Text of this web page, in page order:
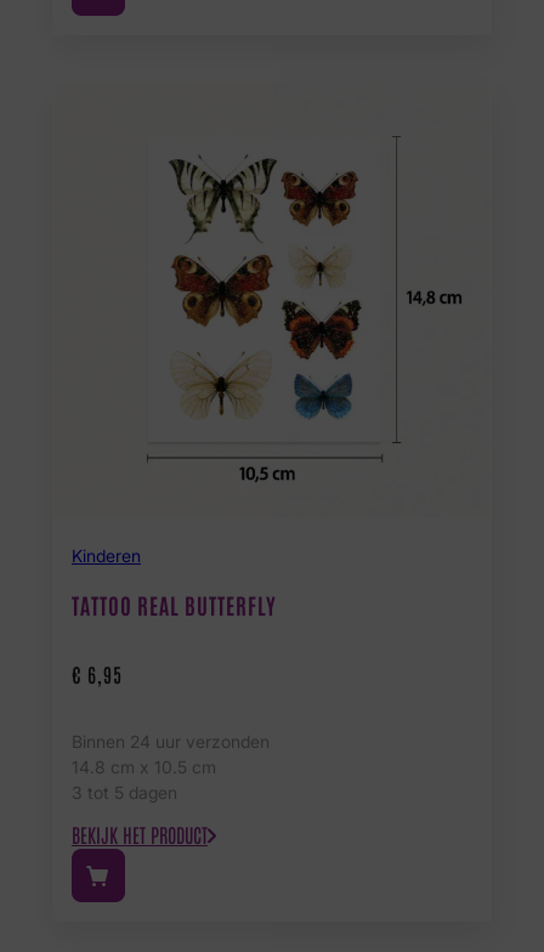
Kinderen
TATTOO REAL BUTTERFLY
€ 6,95
Binnen 24 uur verzonden
14.8 cm x 10.5 cm
3 tot 5 dagen
BEKIJK HET PRODUCT